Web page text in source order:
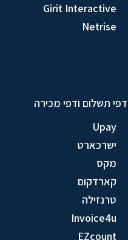
Girit Interactive
Netrise
דפי תשלום ודפי מכירה
Upay
ישרכארט
מקס
קארדקום
טרנזילה
Invoice4u
EZcount